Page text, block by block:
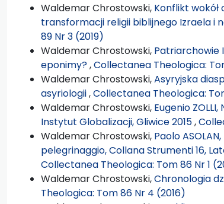
Waldemar Chrostowski, Konflikt
transformacji religii biblijnego Izraela i
89 Nr 3 (2019)
Waldemar Chrostowski, Patriarchowie
eponimy?,Collectanea Theologica:
Waldemar Chrostowski,Asyryjska
asyriologii,Collectanea Theologica:
Waldemar Chrostowski, Eugenio
Instytut Globalizacji, Gliwice 2015,
Waldemar Chrostowski, Paolo
pelegrinaggio, Collana Strumenti 16,
Collectanea Theologica: Tom 86 Nr 1
Waldemar Chrostowski,Chronologia
Theologica: Tom 86 Nr 4 (2016)